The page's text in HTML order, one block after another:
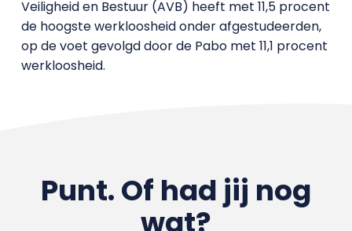
Veiligheid en Bestuur (AVB) heeft met 11,5 procent
de hoogste werkloosheid onder afgestudeerden,
op de voet gevolgd door de Pabo met 11,1 procent
werkloosheid.
Punt. Of had jij nog
wat?